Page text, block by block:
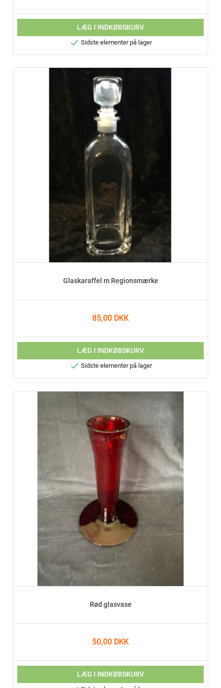
LÆG I INDKØBSKURV
 Sidste elementer på lager
Glaskaraffel m Regionsmærke
85,00 DKK
LÆG I INDKØBSKURV
 Sidste elementer på lager
Rød glasvase
50,00 DKK
LÆG I INDKØBSKURV